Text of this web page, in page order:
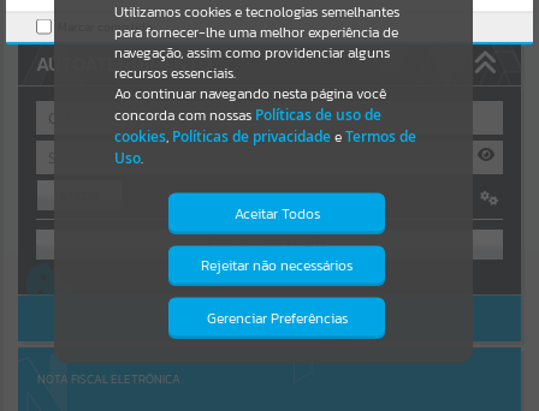
Por favor, aguarde...
NOTÍCIAS
Por favor, aguarde...
Por favor, aguarde...
AUTOATENDIMENTO
OU
Cadastre-se|Recuperar Senha
ACESSAR SEM LOGIN
NOTA FISCAL ELETRÔNICA
Utilizamos cookies e tecnologias semelhantes
para fornecer-lhe uma melhor experiência de
navegação, assim como providenciar alguns
recursos essenciais.
Ao continuar navegando nesta página você
concorda com nossas Políticas de uso de
cookies, Políticas de privacidadeeTermos de
Uso.
Aceitar Todos
Rejeitar não necessários
Gerenciar Preferências
Isto significa que diversos recursos
providenciados poderão não estar
Marcar como lido.